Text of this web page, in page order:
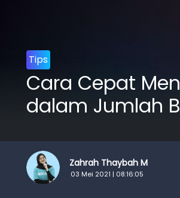
Tips
Cara Cepat
dalam Jumlah
Zahrah Thaybah M
03 Mei 2021 | 08:16:05